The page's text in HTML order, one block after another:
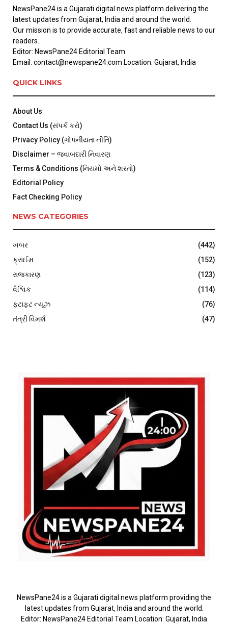
NewsPane24 is a Gujarati digital news platform delivering the
latest updates from Gujarat, India and around the world.
Our mission is to provide accurate, fast and reliable news to our
readers.
Editor: NewsPane24 Editorial Team
Email: contact@newspane24.com Location: Gujarat, India
QUICK LINKS
About Us
Contact Us (સંપર્ક કરો)
Privacy Policy (ગોપનીયતા નીતિ)
Disclaimer – જવાબદારી નિવારણ
Terms & Conditions (નિયમો અને શરતો)
Editorial Policy
Fact Checking Policy
NEWS CATEGORIES
ખબર
(442)
ક્રાઈમ
(152)
રાજકારણ
(123)
વૈશ્વિક
(114)
ફટાફટ ન્યૂઝ
(76)
તંત્રી વિમર્શ
(47)
NewsPane24 is a Gujarati digital news platform providing the
latest updates from Gujarat, India and around the world.
Editor: NewsPane24 Editorial Team Location: Gujarat, India